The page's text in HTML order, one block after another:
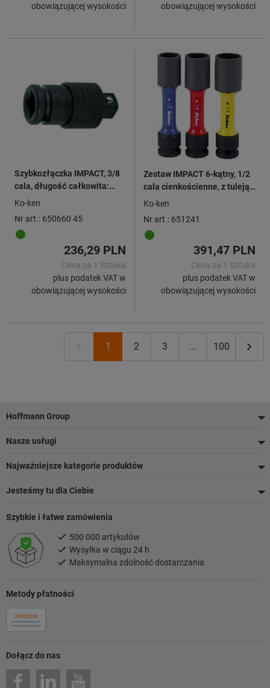
obowiązującej wysokości
obowiązującej wysokości
Szybkozłączka IMPACT, 3/8
cala, długość całkowita:
45mm
Ko-ken
Nr art.: 650660 45
236,29 PLN
Cena za 1 Sztuka
plus podatek VAT w
obowiązującej wysokości
Zestaw IMPACT 6-kątny, 1/2
cala cienkościenne, z tuleją z
tworzywa sztucznego
Ko-ken
Nr art.: 651241
391,47 PLN
Cena za 1 Sztuka
plus podatek VAT w
obowiązującej wysokości
1 2 3 ... 100
Stopka
Hoffmann Group
Nasze usługi
Najważniejsze kategorie produktów
Jesteśmy tu dla Ciebie
Dołącz do nas
Metody płatności
Szybkie i łatwe zamówienia
500 000 artykułów
Wysyłka w ciągu 24 h
Maksymalna zdolność dostarczania